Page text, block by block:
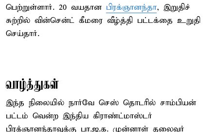
பெற்றுள்ளார். 20 வயதான பிரக்ஞானந்தா, இறுதிச்
சுற்றில் வின்சென்ட் கீமரை வீழ்த்தி பட்டக்தை உறுதி
செய்தார்.
வாழ்த்துகள்
இந்த நிலையில் நார்வே செஸ் தொடரில் சாம்பியன்
பட்டம் வென்ற இந்திய கிராண்ட்மாஸ்டர்
பிரக்ஞானந்தாவுக்கு பா.ஜ.க. முன்னாள் தலைவர்